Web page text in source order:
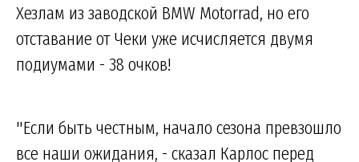
Хезлам из заводской BMW Motorrad, но его
отставание от Чеки уже исчисляется двумя
подиумами - 38 очков!
"Если быть честным, начало сезона превзошло
все наши ожидания, - сказал Карлос перед